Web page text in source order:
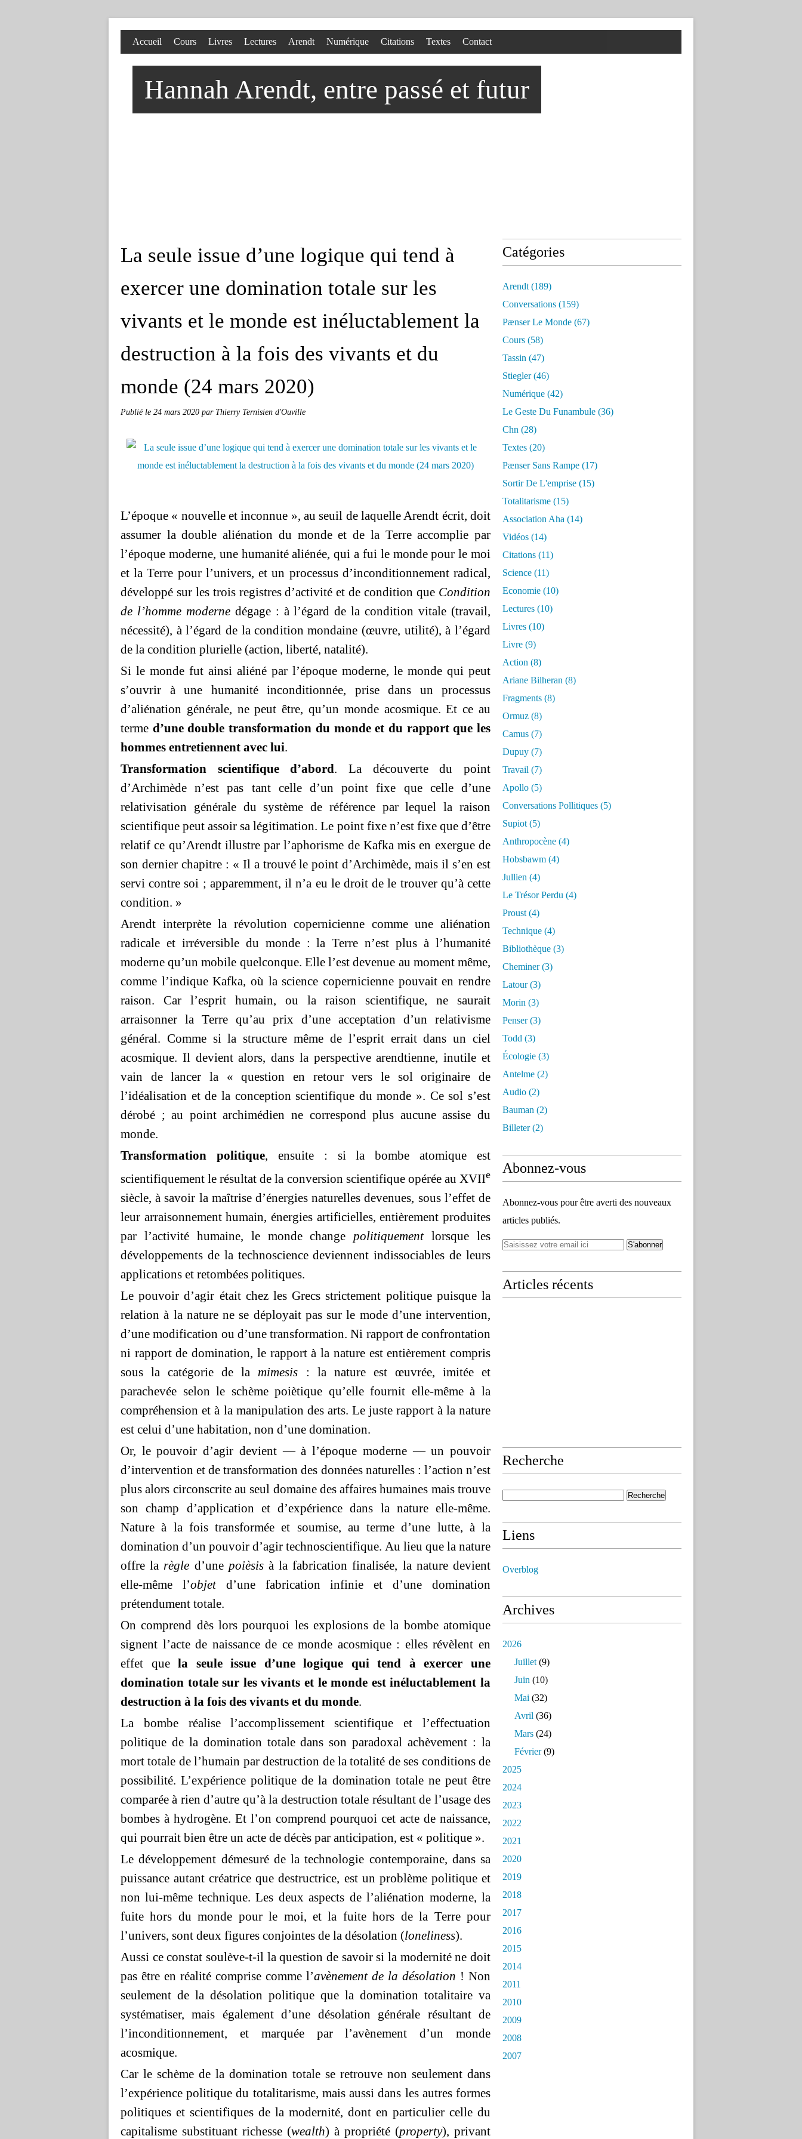
Hannah Arendt, entre passé et futur
Accueil Cours Livres Lectures Arendt Numérique Citations Textes Contact
La seule issue d’une logique qui tend à
exercer une domination totale sur les
vivants et le monde est inéluctablement la
destruction à la fois des vivants et du
monde (24 mars 2020)
Publié le 24 mars 2020 par Thierry Ternisien d'Ouville
L’époque « nouvelle et inconnue », au seuil de laquelle Arendt écrit, doit
assumer la double aliénation du monde et de la Terre accomplie par
l’époque moderne, une humanité aliénée, qui a fui le monde pour le moi
et la Terre pour l’univers, et un processus d’inconditionnement radical,
développé sur les trois registres d’activité et de condition que Condition
de l’homme modernedégage : à l’égard de la condition vitale (travail,
nécessité), à l’égard de la condition mondaine (œuvre, utilité), à l’égard
de la condition plurielle (action, liberté, natalité).
Si le monde fut ainsi aliéné par l’époque moderne, le monde qui peut
s’ouvrir à une humanité inconditionnée, prise dans un processus
d’aliénation générale, ne peut être, qu’un monde acosmique. Et ce au
terme d’une double transformation du monde et du rapport que les
hommes entretiennent avec lui.
Transformation scientifique d’abord. La découverte du point
d’Archimède n’est pas tant celle d’un point fixe que celle d’une
relativisation générale du système de référence par lequel la raison
scientifique peut assoir sa légitimation. Le point fixe n’est fixe que d’être
relatif ce qu’Arendt illustre par l’aphorisme de Kafka mis en exergue de
son dernier chapitre : « Il a trouvé le point d’Archimède, mais il s’en est
servi contre soi ; apparemment, il n’a eu le droit de le trouver qu’à cette
condition. »
Arendt interprète la révolution copernicienne comme une aliénation
radicale et irréversible du monde : la Terre n’est plus à l’humanité
moderne qu’un mobile quelconque. Elle l’est devenue au moment même,
comme l’indique Kafka, où la science copernicienne pouvait en rendre
raison. Car l’esprit humain, ou la raison scientifique, ne saurait
arraisonner la Terre qu’au prix d’une acceptation d’un relativisme
général. Comme si la structure même de l’esprit errait dans un ciel
acosmique. Il devient alors, dans la perspective arendtienne, inutile et
vain de lancer la « question en retour vers le sol originaire de
l’idéalisation et de la conception scientifique du monde ». Ce sol s’est
dérobé ; au point archimédien ne correspond plus aucune assise du
monde.
Transformation politique, ensuite : si la bombe atomique est
scientifiquement le résultat de la conversion scientifique opérée au XVIIe
siècle, à savoir la maîtrise d’énergies naturelles devenues, sous l’effet de
leur arraisonnement humain, énergies artificielles, entièrement produites
par l’activité humaine, le monde changepolitiquementlorsque les
développements de la technoscience deviennent indissociables de leurs
applications et retombées politiques.
Le pouvoir d’agir était chez les Grecs strictement politique puisque la
relation à la nature ne se déployait pas sur le mode d’une intervention,
d’une modification ou d’une transformation. Ni rapport de confrontation
ni rapport de domination, le rapport à la nature est entièrement compris
sous la catégorie de lamimesis : la nature est œuvrée, imitée et
parachevée selon le schème poiètique qu’elle fournit elle-même à la
compréhension et à la manipulation des arts. Le juste rapport à la nature
est celui d’une habitation, non d’une domination.
Or, le pouvoir d’agir devient — à l’époque moderne — un pouvoir
d’intervention et de transformation des données naturelles : l’action n’est
plus alors circonscrite au seul domaine des affaires humaines mais trouve
son champ d’application et d’expérience dans la nature elle-même.
Nature à la fois transformée et soumise, au terme d’une lutte, à la
domination d’un pouvoir d’agir technoscientifique. Au lieu que la nature
offre la règle d’une poièsisà la fabrication finalisée, la nature devient
elle-même l’objetd’une fabrication infinie et d’une domination
prétendument totale.
On comprend dès lors pourquoi les explosions de la bombe atomique
signent l’acte de naissance de ce monde acosmique : elles révèlent en
effet quela seule issue d’une logique qui tend à exercer une
domination totale sur les vivants et le monde est inéluctablement la
destruction à la fois des vivants et du monde.
La bombe réalise l’accomplissement scientifique et l’effectuation
politique de la domination totale dans son paradoxal achèvement : la
mort totale de l’humain par destruction de la totalité de ses conditions de
possibilité. L’expérience politique de la domination totale ne peut être
comparée à rien d’autre qu’à la destruction totale résultant de l’usage des
bombes à hydrogène. Et l’on comprend pourquoi cet acte de naissance,
qui pourrait bien être un acte de décès par anticipation, est « politique ».
Le développement démesuré de la technologie contemporaine, dans sa
puissance autant créatrice que destructrice, est un problème politique et
non lui-même technique. Les deux aspects de l’aliénation moderne, la
fuite hors du monde pour le moi, et la fuite hors de la Terre pour
l’univers, sont deux figures conjointes de la désolation (loneliness).
Aussi ce constat soulève-t-il la question de savoir si la modernité ne doit
pas être en réalité comprise comme l’avènement de la désolation ! Non
seulement de la désolation politique que la domination totalitaire va
systématiser, mais également d’une désolation générale résultant de
l’inconditionnement, et marquée par l’avènement d’un monde
acosmique.
Car le schème de la domination totale se retrouve non seulement dans
l’expérience politique du totalitarisme, mais aussi dans les autres formes
politiques et scientifiques de la modernité, dont en particulier celle du
capitalisme substituant richesse (wealth) à propriété (property), privant
Catégories
Arendt (189)
Conversations (159)
Pænser Le Monde (67)
Cours (58)
Tassin (47)
Stiegler(46)
Numérique (42)
Le Geste Du Funambule (36)
Chn (28)
Textes (20)
Pænser Sans Rampe (17)
Sortir De L'emprise (15)
Totalitarisme (15)
Association Aha (14)
Vidéos (14)
Citations (11)
Science (11)
Economie (10)
Lectures (10)
Livres (10)
Livre (9)
Action (8)
Ariane Bilheran (8)
Fragments (8)
Ormuz (8)
Camus (7)
Dupuy (7)
Travail (7)
Apollo (5)
Conversations Pollitiques (5)
Supiot (5)
Anthropocène (4)
Hobsbawm (4)
Jullien (4)
Le Trésor Perdu (4)
Proust (4)
Technique (4)
Bibliothèque (3)
Cheminer(3)
Latour(3)
Morin (3)
Penser(3)
Todd (3)
Écologie (3)
Antelme (2)
Audio (2)
Bauman (2)
Billeter(2)
Abonnez-vous
Abonnez-vous pour être averti des nouveaux
articles publiés.
Articles récents
Recherche
Liens
Overblog
Archives
2026
Juillet (9)
Juin (10)
Mai (32)
Avril (36)
Mars (24)
Février(9)
2025
2024
2023
2022
2021
2020
2019
2018
2017
2016
2015
2014
2011
2010
2009
2008
2007